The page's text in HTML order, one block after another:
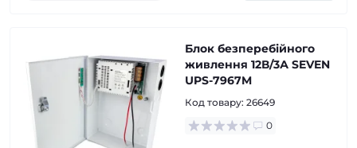
Блок безперебійного
живлення 12В/3А SEVEN
UPS-7967M
Код товару: 26649
0